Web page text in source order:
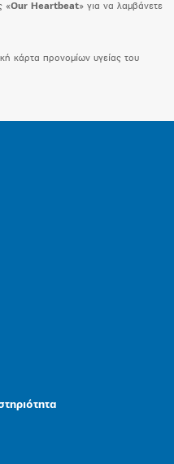
«Our Heartbeat» για να λαμβάνετε
κάρτα προνομίων υγείας του